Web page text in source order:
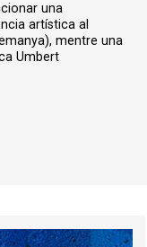
una
artística al
mentre una
Umbert